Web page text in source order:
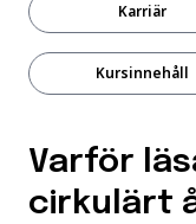
Karriär
Kursinnehåll
Varför
cirkulärt